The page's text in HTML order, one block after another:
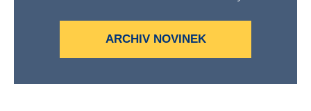
ARCHIV NOVINEK